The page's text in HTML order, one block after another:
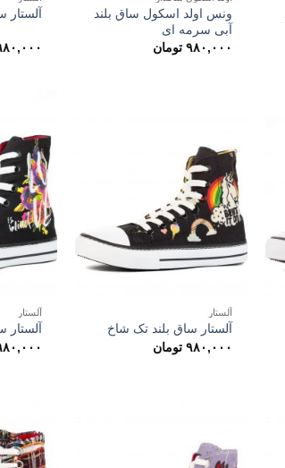
ونس اولد اسکول ساق بلند
آبی سرمه ای
۹۸۰,۰۰۰ تومان
آلستار
آلستار
آلستار ساق بلند تک شاخ
۹۸۰,۰۰۰ تومان
آلستار
آلستار